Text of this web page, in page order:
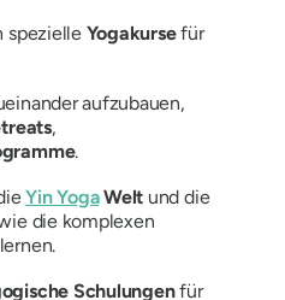
spezielle Yogakursefür
aufzubauen,
,
.
Yin YogaWelt und die
die komplexen
Schulungenfür